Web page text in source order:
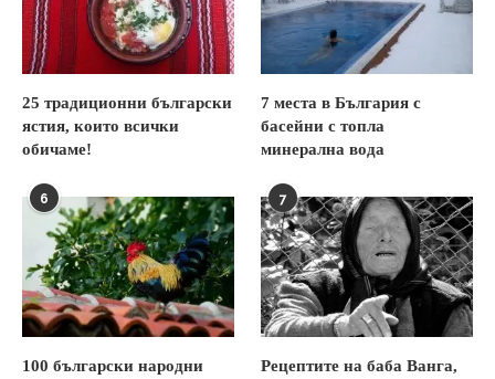
25 традиционни български
ястия, които всички
обичаме!
7 места в България с
басейни с топла
минерална вода
6
100 български народни
7
Рецептите на баба Ванга,